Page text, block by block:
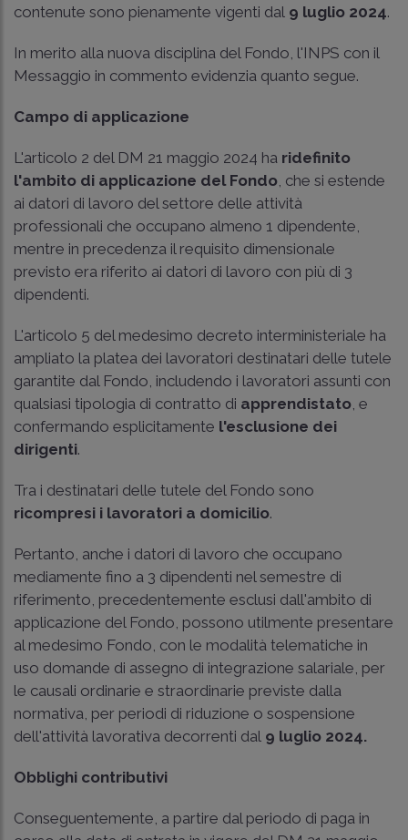
contenute sono pienamente vigenti dal 9 luglio 2024.
In merito alla nuova disciplina del Fondo, l'INPS con il
Messaggio in commento evidenzia quanto segue.
Campo di applicazione
L'articolo 2 del DM 21 maggio 2024 ha ridefinito
l'ambito di applicazione del Fondo, che si estende
ai datori di lavoro del settore delle attività
professionali che occupano almeno 1 dipendente,
mentre in precedenza il requisito dimensionale
previsto era riferito ai datori di lavoro con più di 3
dipendenti.
L'articolo 5 del medesimo decreto interministeriale ha
ampliato la platea dei lavoratori destinatari delle tutele
garantite dal Fondo, includendo i lavoratori assunti con
qualsiasi tipologia di contratto di apprendistato, e
confermando esplicitamente l'esclusione dei
dirigenti.
Tra i destinatari delle tutele del Fondo sono
ricompresi i lavoratori a domicilio.
Pertanto, anche i datori di lavoro che occupano
mediamente fino a 3 dipendenti nel semestre di
riferimento, precedentemente esclusi dall'ambito di
applicazione del Fondo, possono utilmente presentare
al medesimo Fondo, con le modalità telematiche in
uso domande di assegno di integrazione salariale, per
le causali ordinarie e straordinarie previste dalla
normativa, per periodi di riduzione o sospensione
dell'attività lavorativa decorrenti dal 9 luglio 2024.
Obblighi contributivi
Conseguentemente, a partire dal periodo di paga in